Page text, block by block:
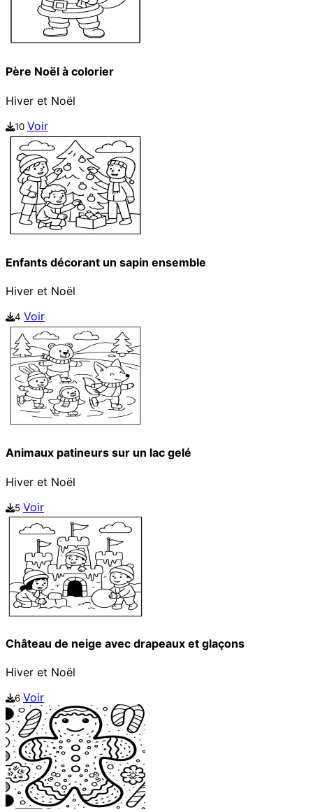
Père Noël à colorier
Hiver et Noël
10 Voir
Enfants décorant un sapin ensemble
Hiver et Noël
4 Voir
Animaux patineurs sur un lac gelé
Hiver et Noël
5 Voir
Château de neige avec drapeaux et glaçons
Hiver et Noël
6 Voir